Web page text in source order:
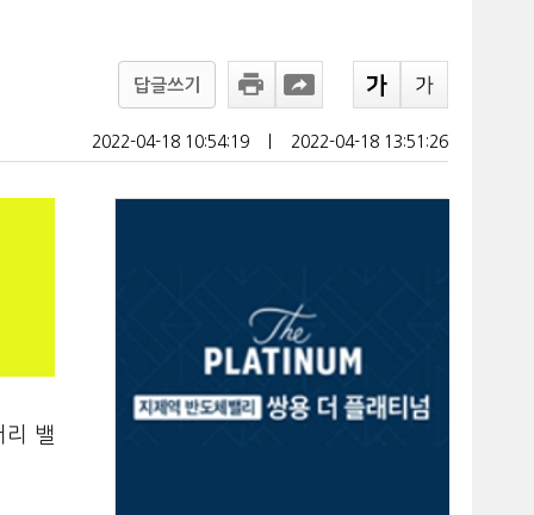
답글쓰기
2022-04-18 10:54:19 2022-04-18 13:51:26
리 밸